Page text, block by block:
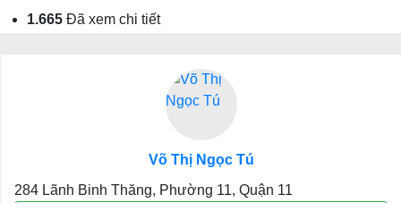
1.665 Đã xem chi tiết
Võ Thị Ngọc Tú
284 Lãnh Binh Thăng, Phường 11, Quận 11